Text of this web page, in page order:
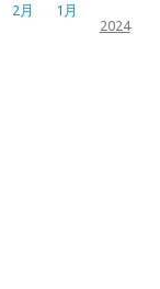
2月
1月
2024